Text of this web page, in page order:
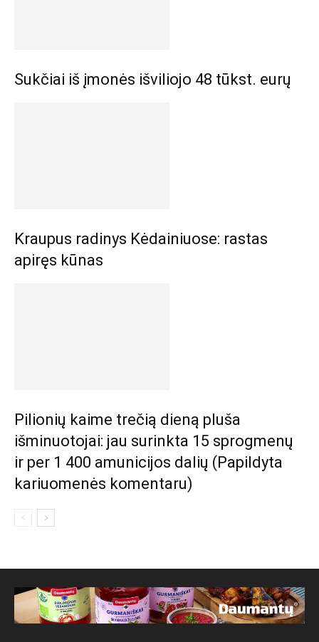
Sukčiai iš įmonės išviliojo 48 tūkst. eurų
Kraupus radinys Kėdainiuose: rastas
apiręs kūnas
Pilionių kaime trečią dieną pluša
išminuotojai: jau surinkta 15 sprogmenų
ir per 1 400 amunicijos dalių (Papildyta
kariuomenės komentaru)